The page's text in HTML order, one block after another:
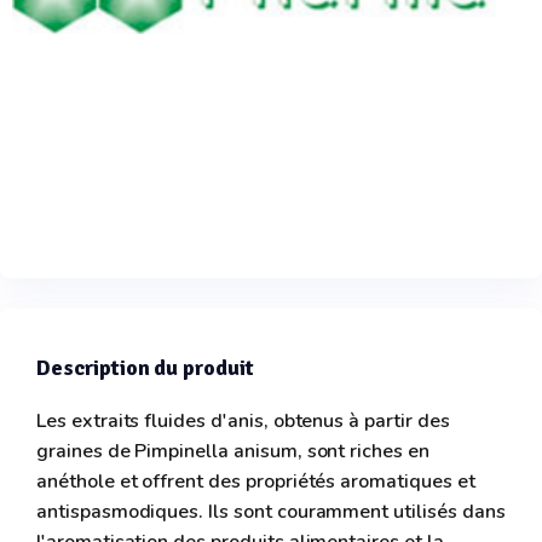
Description du produit
Les extraits fluides d'anis, obtenus à partir des
graines de Pimpinella anisum, sont riches en
anéthole et offrent des propriétés aromatiques et
antispasmodiques. Ils sont couramment utilisés dans